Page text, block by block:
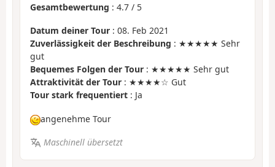
Gesamtbewertung : 4.7 / 5
Datum deiner Tour : 08. Feb 2021
Zuverlässigkeit der Beschreibung : ★★★★★ Sehr
gut
Bequemes Folgen der Tour : ★★★★★ Sehr gut
Attraktivität der Tour : ★★★★☆ Gut
Tour stark frequentiert : Ja
angenehme Tour
Maschinell übersetzt